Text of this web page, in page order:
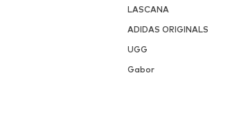
LASCANA
ADIDAS ORIGINALS
UGG
Gabor